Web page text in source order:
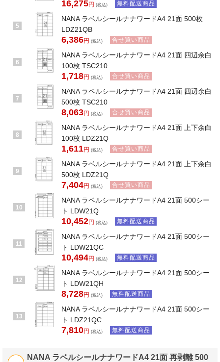
16,275円 (税込) 無料配送商品
5
NANA ラベルシールナナワードA4 21面 500枚
LDZ21QB
6,386円 (税込) 合せ買い商品
6
NANA ラベルシールナナワードA4 21面 四辺余白
100枚 TSC210
1,718円 (税込) 合せ買い商品
7
NANA ラベルシールナナワードA4 21面 四辺余白
500枚 TSC210
8,063円 (税込) 合せ買い商品
8
NANA ラベルシールナナワードA4 21面 上下余白
100枚 LDZ21Q
1,611円 (税込) 合せ買い商品
9
NANA ラベルシールナナワードA4 21面 上下余白
500枚 LDZ21Q
7,404円 (税込) 合せ買い商品
10
NANA ラベルシールナナワードA4 21面 500シー
ト LDW21Q
10,452円 (税込) 無料配送商品
11
NANA ラベルシールナナワードA4 21面 500シー
ト LDW21QC
10,494円 (税込) 無料配送商品
12
NANA ラベルシールナナワードA4 21面 500シー
ト LDW21QH
8,728円 (税込) 無料配送商品
13
NANA ラベルシールナナワードA4 21面 500シー
ト LDZ21QC
7,810円 (税込) 無料配送商品
NANA ラベルシールナナワードA4 21面 再剥離 500